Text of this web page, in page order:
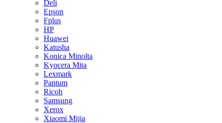
Deli
Epson
Fplus
HP
Huawei
Katusha
Konica Minolta
Kyocera Mita
Lexmark
Pantum
Ricoh
Samsung
Xerox
Xiaomi Mijia